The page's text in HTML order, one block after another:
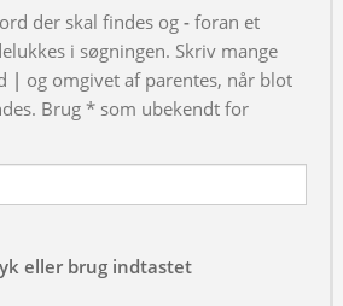
der skal findes og - foran et
i søgningen. Skriv mange
| og omgivet af parentes, når blot
Brug * som ubekendt for
eller brug indtastet